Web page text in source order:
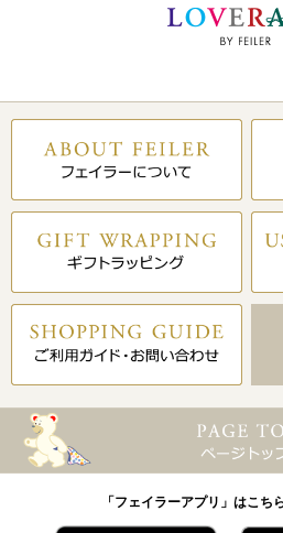
「フェイラーアプリ」はこち